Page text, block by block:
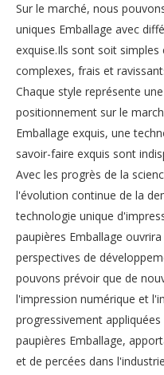
Sur le marché, nous
uniques Emballage avec
exquise.Ils sont soit
complexes, frais et
Chaque style représente
positionnement sur le
Emballage exquis, une
savoir-faire exquis sont
Avec les progrès de la
l'évolution continue de la
technologie unique
paupières Emballage
perspectives de
pouvons prévoir que de
l'impression numérique et
progressivement
paupières Emballage,
et de percées dans